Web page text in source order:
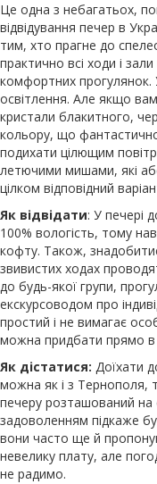
Це одна з небагатьох,
відвідування печер в
тим, хто прагне до
практично всі ходи і
комфортних прогулянок.
освітлення. Але якщо
кристали блакитного,
кольору, що
подихати цілющим
летючими мишами, які
цілком відповідний
Як відвідати: У печері
100% вологість, тому
кофту. Також,
звивистих ходах
до будь-якої групи,
екскурсоводом про
простий і не вимагає
можна придбати прямо в
Як дістатися: Доїхати
можна як і з Тернополя,
печеру розташований на
задоволенням підкаже
вони часто ще й
невелику плату, але
не радимо.